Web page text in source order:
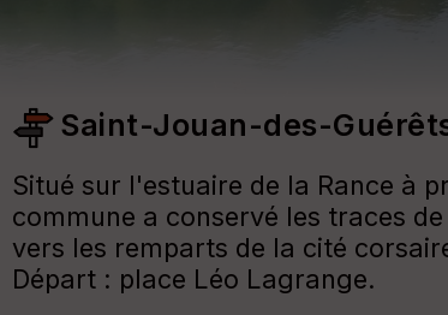
Saint-Jouan-des-
Situé sur l'estuaire de la Rance à
commune a conservé les traces
vers les remparts de la cité
Départ : place Léo Lagrange.